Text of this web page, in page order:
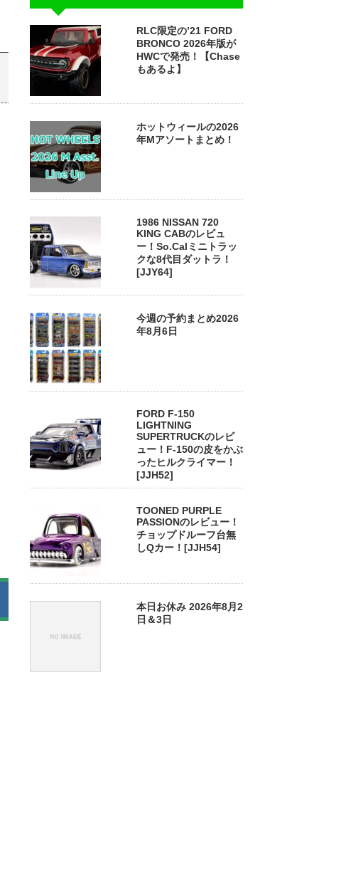
RLC限定の’21 FORD
BRONCO 2026年版が
HWCで発売！【Chase
もあるよ】
ホットウィールの2026
年Mアソートまとめ！
1986 NISSAN 720
KING CABのレビュ
ー！So.Calミニトラッ
クな8代目ダットラ！
[JJY64]
今週の予約まとめ2026
年8月6日
FORD F-150
LIGHTNING
SUPERTRUCKのレビ
ュー！F-150の皮をかぶ
ったヒルクライマー！
[JJH52]
TOONED PURPLE
PASSIONのレビュー！
チョップドルーフ台無
しQカー！[JJH54]
本日お休み 2026年8月2
日＆3日